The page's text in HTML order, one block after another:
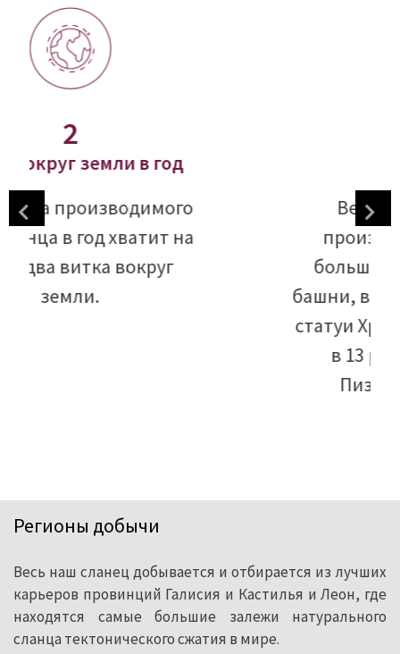
Тонн в год
Вес объема нашего
производства в 19 раз
больше веса Эйфелевой
башни, в 164 раз больше веса
статуи Христа-Искупителя и
Регионы добычи
Весь наш сланец добывается и отбирается из лучших
карьеров провинций Галисия и Кастилья и Леон, где
находятся самые большие залежи натурального
сланца тектонического сжатия в мире.